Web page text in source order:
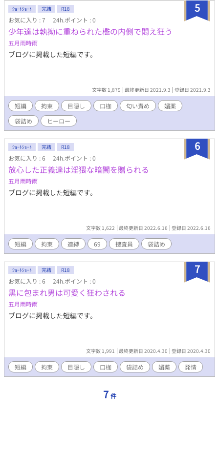
5
ｼｮｰﾄｼｮｰﾄ 完結 R18
お気に入り : 7 24h.ポイント : 0
少年達は執拗に重ねられた檻の内側で悶え狂う
五月雨時雨
ブログに掲載した短編です。
文字数 1,879 最終更新日 2021.9.3 登録日 2021.9.3
短編 拘束 目隠し 口枷 匂い責め
媚薬
袋詰め
ヒーロー
6
ｼｮｰﾄｼｮｰﾄ 完結 R18
お気に入り : 6 24h.ポイント : 0
放心した正義達は淫猥な暗闇を贈られる
五月雨時雨
ブログに掲載した短編です。
文字数 1,622 最終更新日 2022.6.16 登録日 2022.6.16
短編 拘束 連縛 69 捜査員 袋詰め
7
ｼｮｰﾄｼｮｰﾄ 完結 R18
お気に入り : 6 24h.ポイント : 0
黒に包まれ男は可愛く狂わされる
五月雨時雨
ブログに掲載した短編です。
文字数 1,991 最終更新日 2020.4.30 登録日 2020.4.30
短編 拘束 目隠し 口枷 袋詰め 媚薬 発情
7 件